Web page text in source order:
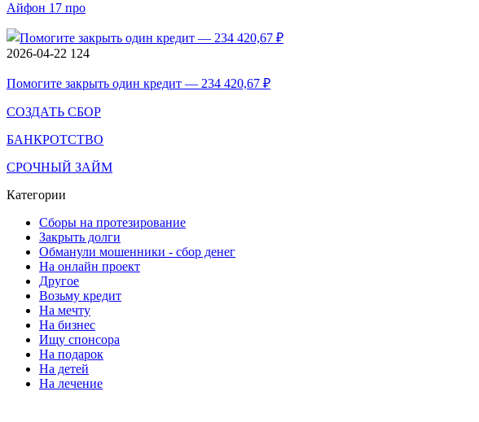
Айфон 17 про
2026-04-22 124
Помогите закрыть один кредит — 234 420,67 ₽
СОЗДАТЬ СБОР
БАНКРОТСТВО
СРОЧНЫЙ ЗАЙМ
Категории
Сборы на протезирование
Закрыть долги
Обманули мошенники - сбор денег
На онлайн проект
Другое
Возьму кредит
На мечту
На бизнес
Ищу спонсора
На подарок
На детей
На лечение